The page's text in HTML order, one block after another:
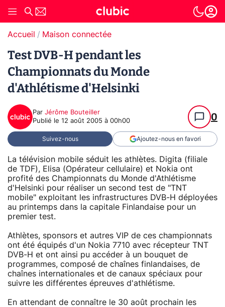
Accueil Maison connectée
Test DVB-H pendant les
Championnats du Monde
d'Athlétisme d'Helsinki
Par Jérôme Bouteiller
Publié le 12 août 2005 à 00h00 0
Suivez-nous Ajoutez-nous en favori
La télévision mobile séduit les athlètes. Digita (filiale
de TDF), Elisa (Opérateur cellulaire) et Nokia ont
profité des Championnats du Monde d'Athlétisme
d'Helsinki pour réaliser un second test de "TNT
mobile" exploitant les infrastructures DVB-H déployées
au printemps dans la capitale Finlandaise pour un
premier test.
Athlètes, sponsors et autres VIP de ces championnats
ont été équipés d'un Nokia 7710 avec récepteur TNT
DVB-H et ont ainsi pu accéder à un bouquet de
programmes, composé de chaînes finlandaises, de
chaînes internationales et de canaux spéciaux pour
suivre les différentes épreuves d'athlétisme.
En attendant de connaître le 30 août prochain les